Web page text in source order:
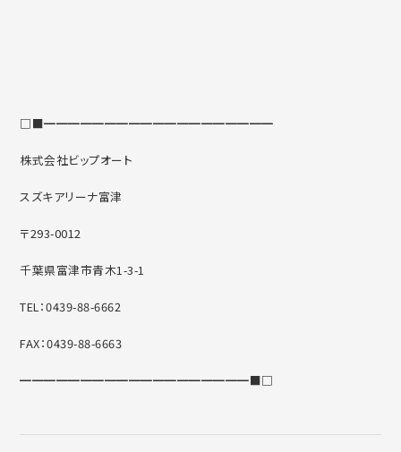
□■━━━━━━━━━━━━━━━━━━━
株式会社ビップオート
スズキアリーナ富津
〒293-0012
千葉県富津市青木1-3-1
TEL：0439-88-6662
FAX：0439-88-6663
━━━━━━━━━━━━━━━━━━━■□